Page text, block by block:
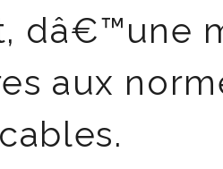
dâ€™une
aux